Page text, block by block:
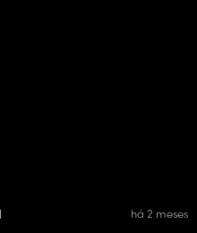
há 2 meses